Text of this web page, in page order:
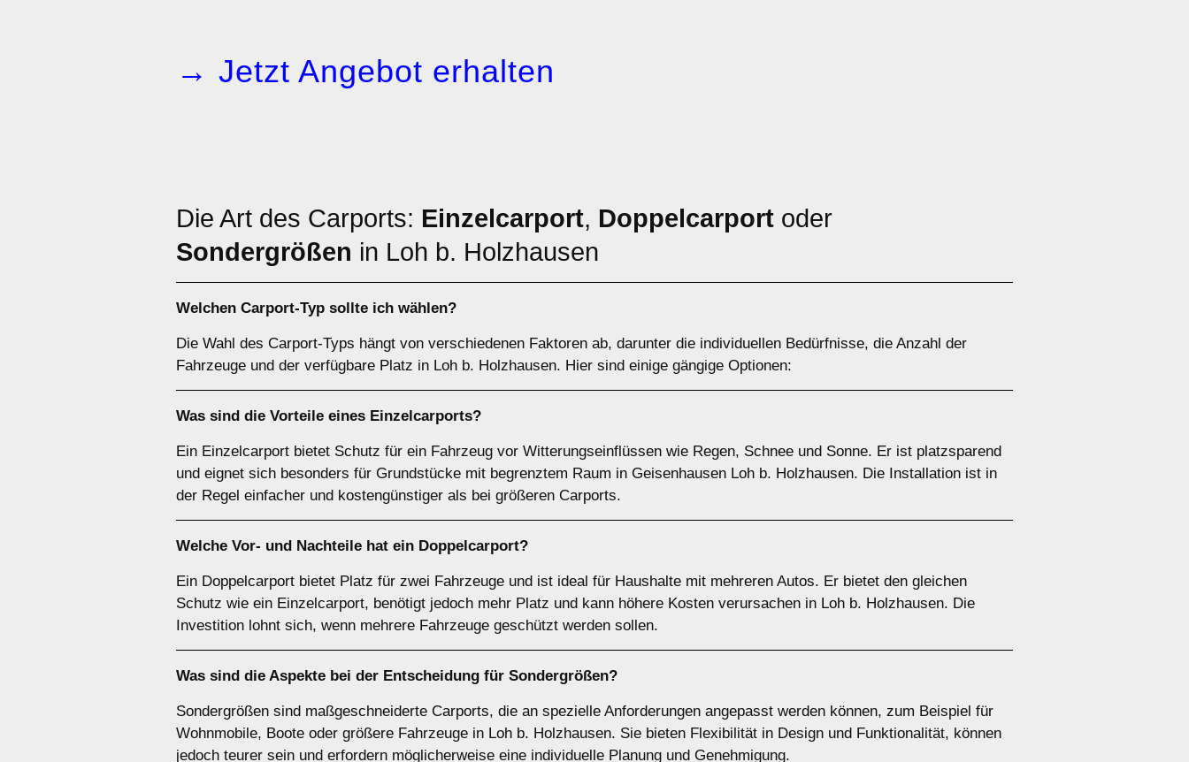
→ Jetzt Angebot erhalten
Die Art des Carports: Einzelcarport, Doppelcarport oder
Sondergrößen in Loh b. Holzhausen
Welchen Carport-Typ sollte ich wählen?
Die Wahl des Carport-Typs hängt von verschiedenen Faktoren ab, darunter die individuellen Bedürfnisse, die Anzahl der
Fahrzeuge und der verfügbare Platz in Loh b. Holzhausen. Hier sind einige gängige Optionen:
Was sind die Vorteile eines Einzelcarports?
Ein Einzelcarport bietet Schutz für ein Fahrzeug vor Witterungseinflüssen wie Regen, Schnee und Sonne. Er ist platzsparend
und eignet sich besonders für Grundstücke mit begrenztem Raum in Geisenhausen Loh b. Holzhausen. Die Installation ist in
der Regel einfacher und kostengünstiger als bei größeren Carports.
Welche Vor- und Nachteile hat ein Doppelcarport?
Ein Doppelcarport bietet Platz für zwei Fahrzeuge und ist ideal für Haushalte mit mehreren Autos. Er bietet den gleichen
Schutz wie ein Einzelcarport, benötigt jedoch mehr Platz und kann höhere Kosten verursachen in Loh b. Holzhausen. Die
Investition lohnt sich, wenn mehrere Fahrzeuge geschützt werden sollen.
Was sind die Aspekte bei der Entscheidung für Sondergrößen?
Sondergrößen sind maßgeschneiderte Carports, die an spezielle Anforderungen angepasst werden können, zum Beispiel für
Wohnmobile, Boote oder größere Fahrzeuge in Loh b. Holzhausen. Sie bieten Flexibilität in Design und Funktionalität, können
jedoch teurer sein und erfordern möglicherweise eine individuelle Planung und Genehmigung.